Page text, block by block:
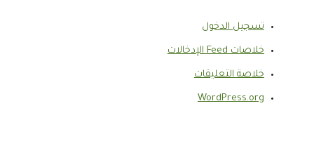
تسجيل الدخول
خلاصات Feed الإدخالات
خلاصة التعليقات
WordPress.org